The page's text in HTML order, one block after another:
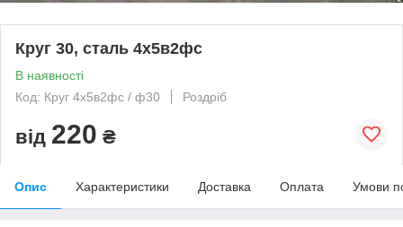
Круг 30, сталь 4х5в2фс
В наявності
Код: Круг 4х5в2фс / ф30
Роздріб
від 220 ₴
Опис Характеристики Доставка Оплата Умови